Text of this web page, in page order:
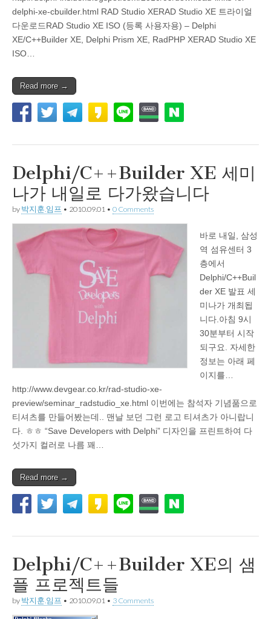
delphi-xe-cbuilder.html RAD Studio XERAD Studio XE 트라이얼
다운로드RAD Studio XE ISO (등록 사용자용) – Delphi
XE/C++Builder XE, Delphi Prism XE, RadPHP XERAD Studio XE
ISO…
Read more →
Delphi/C++Builder XE 세미
나가 내일로 다가왔습니다
by 박지훈.임프 • 2010.09.01 • 0 Comments
바로 내일, 삼성
역 섬유센터 3
층에서
Delphi/C++Buil
der XE 발표 세
미나가 개최됩
니다.아침 9시
30분부터 시작
되구요. 자세한
정보는 아래 페
이지를…
http://www.devgear.co.kr/rad-studio-xe-
preview/seminar_radstudio_xe.html 이번에는 참석자 기념품으로
티셔츠를 만들어봤는데.. 맨날 보던 그런 로고 티셔츠가 아니랍니
다. ㅎㅎ “Save Developers with Delphi” 디자인을 프린트하여 다
섯가지 컬러로 나름 꽤…
Read more →
Delphi/C++Builder XE의 샘
플 프로젝트들
by 박지훈.임프 • 2010.09.01 • 3 Comments